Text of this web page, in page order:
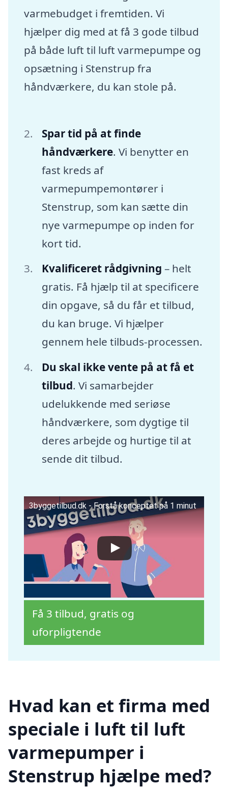
varmebudget i fremtiden. Vi
hjælper dig med at få 3 gode tilbud
på både luft til luft varmepumpe og
opsætning i Stenstrup fra
håndværkere, du kan stole på.
Spar tid på at finde
håndværkere. Vi benytter en
fast kreds af
varmepumpemontører i
Stenstrup, som kan sætte din
nye varmepumpe op inden for
kort tid.
Kvalificeret rådgivning – helt
gratis. Få hjælp til at specificere
din opgave, så du får et tilbud,
du kan bruge. Vi hjælper
gennem hele tilbuds-processen.
Du skal ikke vente på at få et
tilbud. Vi samarbejder
udelukkende med seriøse
håndværkere, som dygtige til
deres arbejde og hurtige til at
sende dit tilbud.
3byggetilbud.dk - Forstå konceptet på 1 minut
Få 3 tilbud, gratis og
uforpligtende
Hvad kan et firma med
speciale i luft til luft
varmepumper i
Stenstrup hjælpe med?